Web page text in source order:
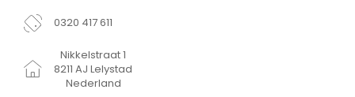
0320 417 611
Nikkelstraat 1
8211 AJ Lelystad
Nederland